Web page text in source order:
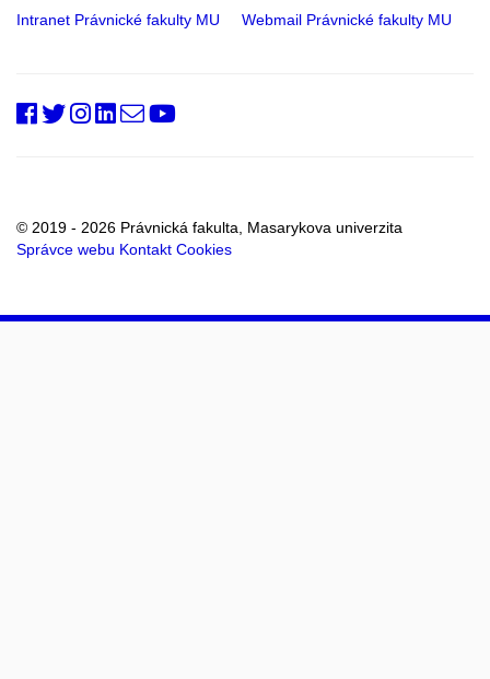
Intranet Právnické fakulty MU Webmail Právnické fakulty MU
© 2019 - 2026 Právnická fakulta, Masarykova univerzita
Správce webu Kontakt Cookies
PrfMUni
@PrF_MU
@muni_prf
prfmuni
Oddělení
Fakultní